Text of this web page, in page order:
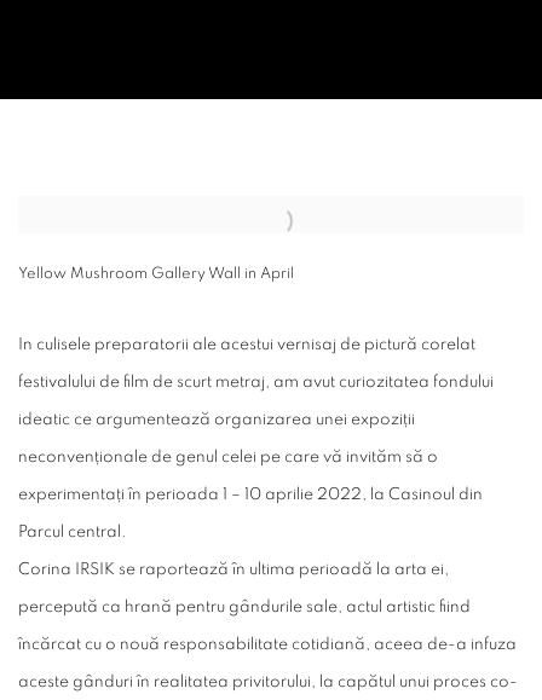
Open a larger version of the following image in a popup:
Yellow Mushroom Gallery Wall in April
In culisele preparatorii ale acestui vernisaj de pictură corelat
festivalului de film de scurt metraj, am avut curiozitatea fondului
ideatic ce argumentează organizarea unei expoziții
neconvenționale de genul celei pe care vă invităm să o
experimentați în perioada 1 – 10 aprilie 2022, la Casinoul din
Parcul central.
Corina IRSIK se raportează în ultima perioadă la arta ei,
percepută ca hrană pentru gândurile sale, actul artistic fiind
încărcat cu o nouă responsabilitate cotidiană, aceea de-a infuza
aceste gânduri în realitatea privitorului, la capătul unui proces co-